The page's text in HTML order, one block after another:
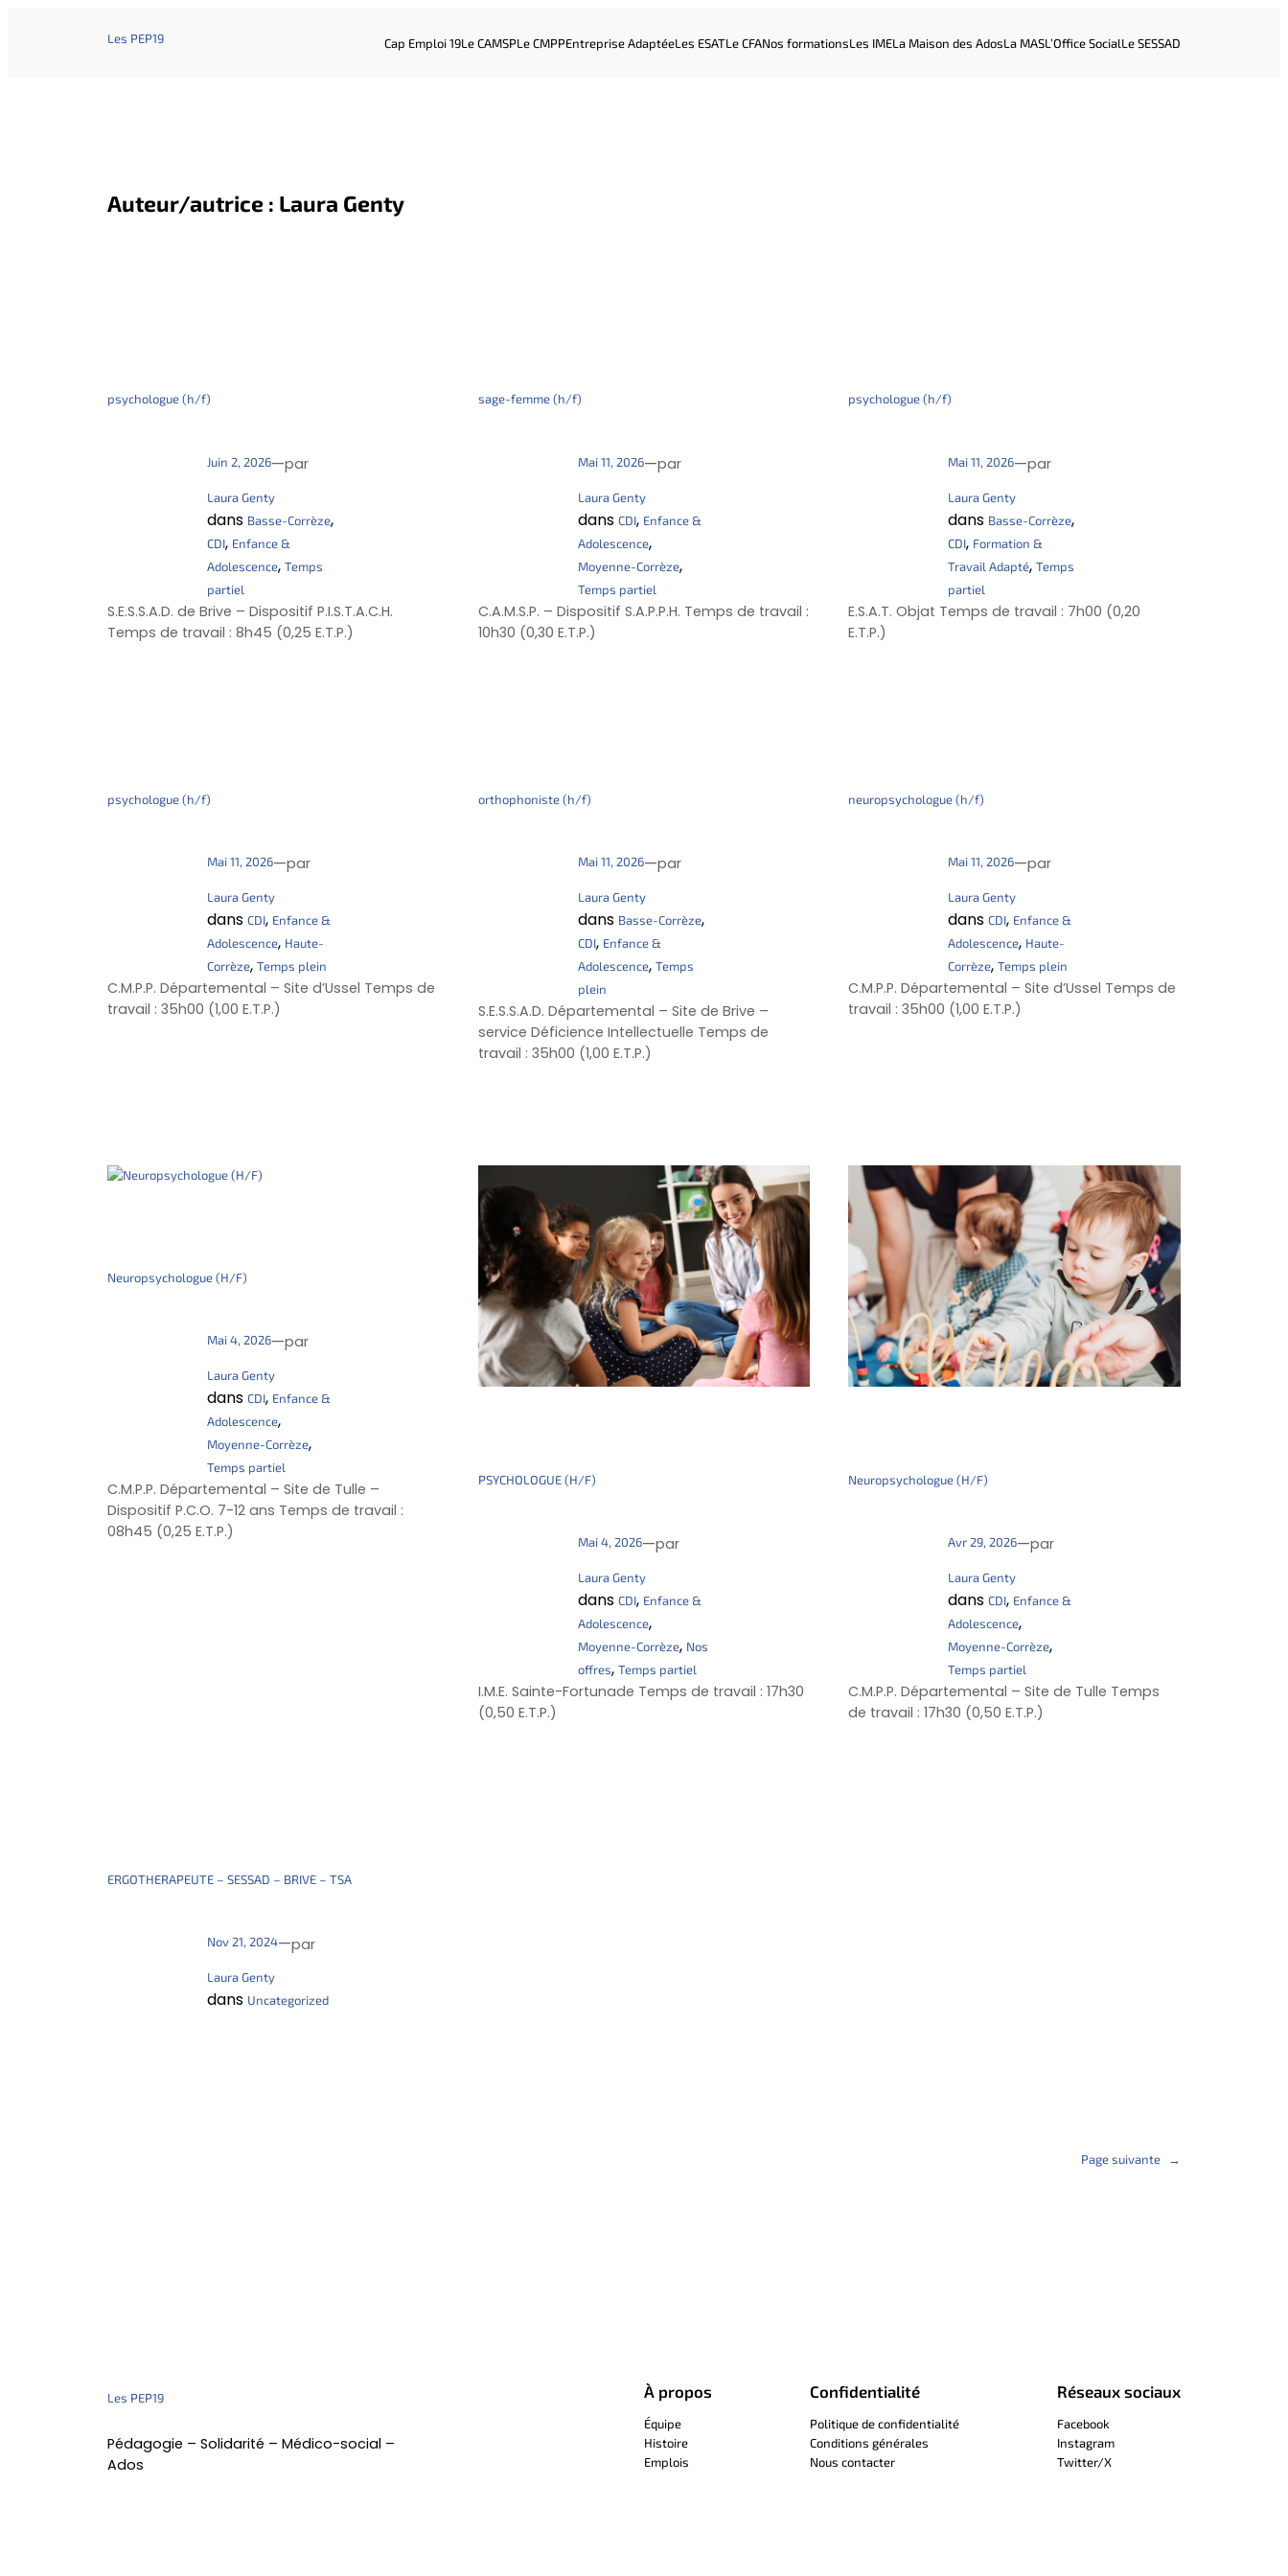
Les PEP19 Cap Emploi 19Le CAMSPLe CMPPEntreprise AdaptéeLes ESATLe CFANos formationsLes IMELa Maison des AdosLa MASL’Office SocialLe SESSAD
Auteur/autrice : Laura Genty
psychologue (h/f)
Juin 2, 2026—par
Laura Genty
dans Basse-Corrèze
CDI, Enfance &
Adolescence, Temps
partiel
S.E.S.S.A.D. de Brive – Dispositif P.I.S.T.A.C.H.
Temps de travail : 8h45 (0,25 E.T.P.)
sage-femme (h/f)
Mai 11, 2026—par
Laura Genty
dans CDI, Enfance &
Adolescence,
Moyenne-Corrèze,
Temps partiel
C.A.M.S.P. – Dispositif S.A.P.P.H. Temps de travail :
10h30 (0,30 E.T.P.)
psychologue (h/f)
Mai 11, 2026—par
Laura Genty
dans Basse-Corrèze
CDI, Formation &
Travail Adapté, Temps
partiel
E.S.A.T. Objat Temps de travail : 7h00 (0,20
E.T.P.)
psychologue (h/f)
Mai 11, 2026—par
Laura Genty
dans CDI, Enfance &
Adolescence, Haute-
Corrèze, Temps plein
C.M.P.P. Départemental – Site d’Ussel Temps de
travail : 35h00 (1,00 E.T.P.)
orthophoniste (h/f)
Mai 11, 2026—par
Laura Genty
dans Basse-Corrèze,
CDI, Enfance &
Adolescence, Temps
plein
S.E.S.S.A.D. Départemental – Site de Brive –
service Déficience Intellectuelle Temps de
travail : 35h00 (1,00 E.T.P.)
neuropsychologue (h/f)
Mai 11, 2026—par
Laura Genty
dansCDI, Enfance &
Adolescence, Haute-
Corrèze, Temps plein
C.M.P.P. Départemental – Site d’Ussel Temps de
travail : 35h00 (1,00 E.T.P.)
Neuropsychologue (H/F)
Mai 4, 2026—par
Laura Genty
dans CDI, Enfance &
Adolescence
Moyenne-Corrèze
Temps partiel
C.M.P.P. Départemental – Site de Tulle –
Dispositif P.C.O. 7-12 ans Temps de travail :
08h45 (0,25 E.T.P.)
PSYCHOLOGUE (H/F)
Mai 4, 2026—par
Laura Genty
dans CDI, Enfance &
Adolescence,
Moyenne-Corrèze, Nos
offres, Temps partiel
I.M.E. Sainte-Fortunade Temps de travail : 17h30
(0,50 E.T.P.)
Neuropsychologue (H/F)
Avr 29, 2026—par
Laura Genty
dansCDI, Enfance &
Adolescence
Moyenne-Corrèze
Temps partiel
C.M.P.P. Départemental – Site de Tulle Temps
de travail : 17h30 (0,50 E.T.P.)
ERGOTHERAPEUTE – SESSAD – BRIVE – TSA
Nov 21, 2024—par
Laura Genty
dans Uncategorized
Page suivante →
Les PEP19
Pédagogie – Solidarité – Médico-social –
Ados
À propos
Équipe
Histoire
Emplois
Confidentialité
Politique de confidentialité
Conditions générales
Nous contacter
Réseaux sociaux
Facebook
Instagram
Twitter/X